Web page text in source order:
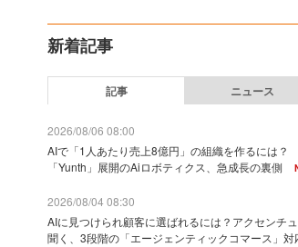
新着記事
記事 ニュース
2026/08/06 08:00
AIで「1人あたり売上8億円」の組織を作るには？
「Yunth」展開のAiロボティクス、急成長の裏側
2026/08/04 08:30
AIに見つけられ顧客に選ばれるには？アクセンチ
聞く、3段階の「エージェンティックコマース」対